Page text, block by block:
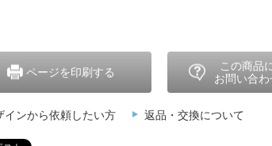
ページを印刷する
この商品
お問い合
インから依頼したい方 返品・交換について